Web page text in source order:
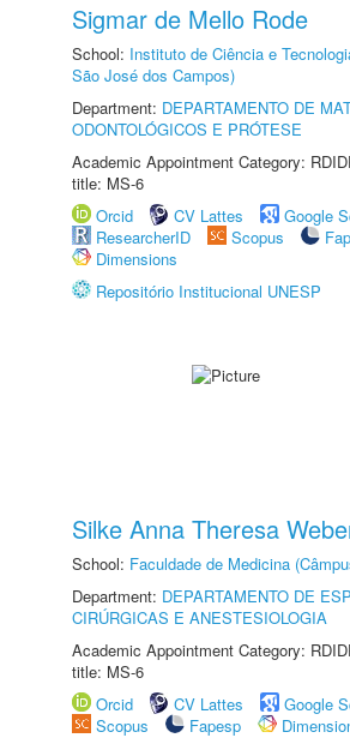
Sigmar de Mello Rode
School: Instituto de Ciência e
São José dos Campos)
Department: DEPARTAMENTO DE
ODONTOLÓGICOS E PRÓTESE
Academic Appointment Category:
title: MS-6
Orcid
CV Lattes
Google
ResearcherID
Scopus
Dimensions
Repositório Institucional UNESP
Silke Anna Theresa
School: Faculdade de Medicina
Department: DEPARTAMENTO DE
CIRÚRGICAS E ANESTESIOLOGIA
Academic Appointment Category:
title: MS-6
Orcid
CV Lattes
Google
Scopus
Fapesp